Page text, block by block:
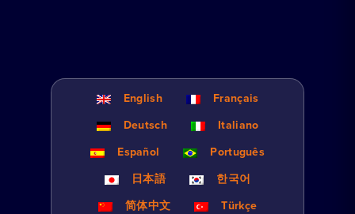
English
Français
Deutsch
Italiano
Español
Português
日本語
한국어
简体中文
Türkçe